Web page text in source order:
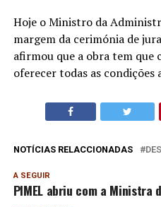
Hoje o Ministro da
margem da cerimónia de
afirmou que a obra tem que
oferecer todas as condições
NOTÍCIAS RELACCIONADAS
A SEGUIR
PIMEL abriu com a Ministra